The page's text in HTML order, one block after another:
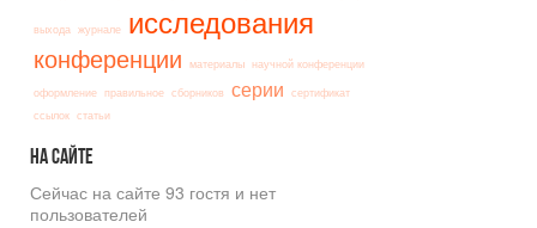
выхода журнале исследования
конференции материалы научной конференции
оформление правильное сборников серии сертификат
ссылок статьи
Насайте
Сейчас на сайте 93 гостя и нет
пользователей